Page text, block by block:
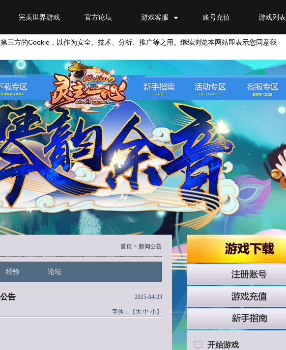
游戏列表
账号充值
游戏客服
官方论坛
完美世界游戏
三方的Cookie ，以作为安全、技术、分析、推广等之用。继续浏览本网站即表示您同意我
找回装备
密保解除
账号自助封停
举报外挂
家长监护
安全中心
概率公示
首页 > 新闻公告
经验 论坛
2025-04-23
告
字体：【 大 中 小】